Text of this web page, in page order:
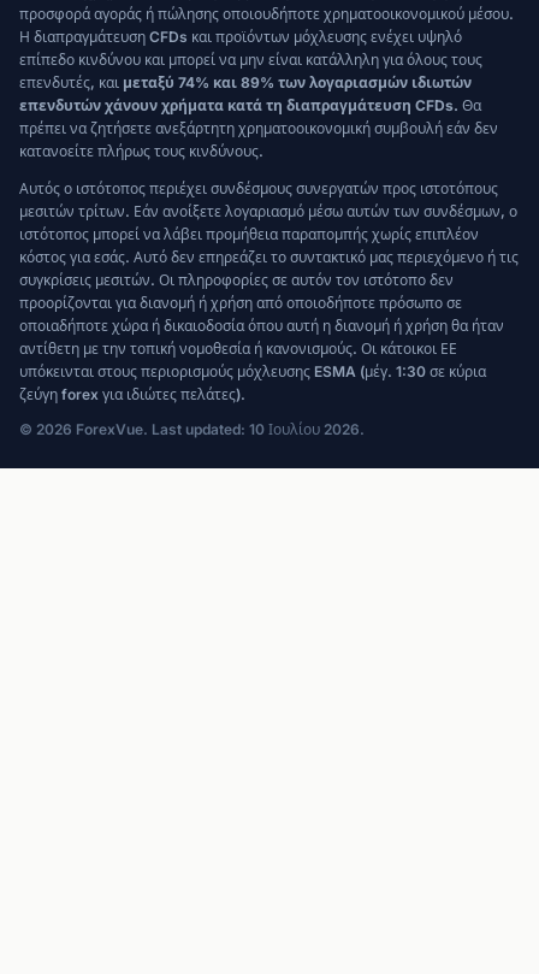
προσφορά αγοράς ή πώλησης οποιουδήποτε χρηματοοικονομικού μέσου.
Η διαπραγμάτευση CFDs και προϊόντων μόχλευσης ενέχει υψηλό
επίπεδο κινδύνου και μπορεί να μην είναι κατάλληλη για όλους τους
επενδυτές, και μεταξύ 74% και 89% των λογαριασμών ιδιωτών
επενδυτών χάνουν χρήματα κατά τη διαπραγμάτευση CFDs. Θα
πρέπει να ζητήσετε ανεξάρτητη χρηματοοικονομική συμβουλή εάν δεν
κατανοείτε πλήρως τους κινδύνους.
Αυτός ο ιστότοπος περιέχει συνδέσμους συνεργατών προς ιστοτόπους
μεσιτών τρίτων. Εάν ανοίξετε λογαριασμό μέσω αυτών των συνδέσμων, ο
ιστότοπος μπορεί να λάβει προμήθεια παραπομπής χωρίς επιπλέον
κόστος για εσάς. Αυτό δεν επηρεάζει το συντακτικό μας περιεχόμενο ή τις
συγκρίσεις μεσιτών. Οι πληροφορίες σε αυτόν τον ιστότοπο δεν
προορίζονται για διανομή ή χρήση από οποιοδήποτε πρόσωπο σε
οποιαδήποτε χώρα ή δικαιοδοσία όπου αυτή η διανομή ή χρήση θα ήταν
αντίθετη με την τοπική νομοθεσία ή κανονισμούς. Οι κάτοικοι ΕΕ
υπόκεινται στους περιορισμούς μόχλευσης ESMA (μέγ. 1:30 σε κύρια
ζεύγη forex για ιδιώτες πελάτες).
© 2026 ForexVue. Last updated: 10 Ιουλίου 2026.